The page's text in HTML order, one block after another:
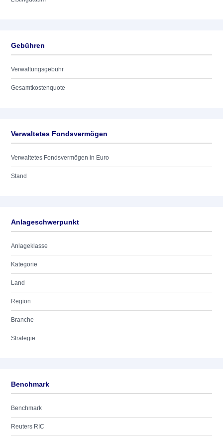
Gebühren
Verwaltungsgebühr
Gesamtkostenquote
Verwaltetes Fondsvermögen
Verwaltetes Fondsvermögen in Euro
Stand
Anlageschwerpunkt
Anlageklasse
Kategorie
Land
Region
Branche
Strategie
Benchmark
Benchmark
Reuters RIC